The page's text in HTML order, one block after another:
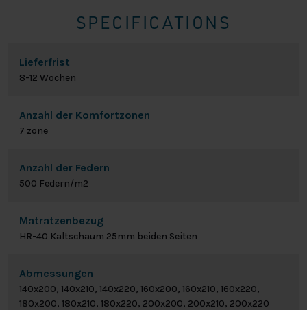
SPECIFICATIONS
Lieferfrist
8-12 Wochen
Anzahl der Komfortzonen
7 zone
Anzahl der Federn
500 Federn/m2
Matratzenbezug
HR-40 Kaltschaum 25mm beiden Seiten
Abmessungen
140x200, 140x210, 140x220, 160x200, 160x210, 160x220,
180x200, 180x210, 180x220, 200x200, 200x210, 200x220